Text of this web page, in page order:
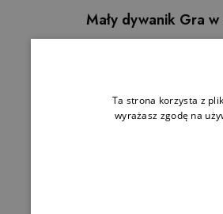
Mały dywanik Gra
Ta strona korzysta z
wyrażasz zgodę na